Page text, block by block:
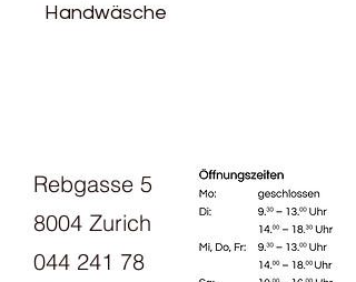
Handwäsche
Rebgasse 5
8004 Zurich
044 241 78